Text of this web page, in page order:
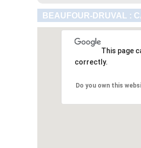
BEAUFOUR-DRUVAL :
This page
correctly.
Do you own this